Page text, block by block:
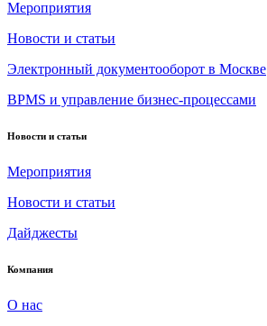
Мероприятия
Новости и статьи
Электронный документооборот в Москве
BPMS и управление бизнес-процессами
Новости и статьи
Мероприятия
Новости и статьи
Дайджесты
Компания
О нас